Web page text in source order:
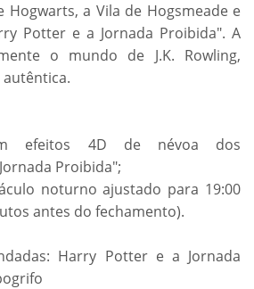
Hogwarts, a Vila de Hogsmeade e
Potter e a Jornada Proibida". A
o mundo de J.K. Rowling,
efeitos 4D de névoa dos
Proibida";
noturno ajustado para 19:00
antes do fechamento).
Harry Potter e a Jornada